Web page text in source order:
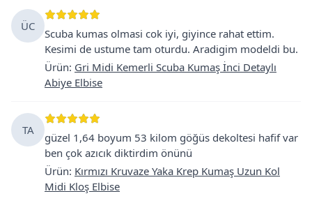
ÜC
Scuba kumas olmasi cok iyi, giyince rahat ettim.
Kesimi de ustume tam oturdu. Aradigim modeldi bu.
Ürün: Gri Midi Kemerli Scuba Kumaş İnci Detaylı
Abiye Elbise
TA
güzel 1,64 boyum 53 kilom göğüs dekoltesi hafif var
ben çok azıcık diktirdim önünü
Ürün: Kırmızı Kruvaze Yaka Krep Kumaş Uzun Kol
Midi Kloş Elbise